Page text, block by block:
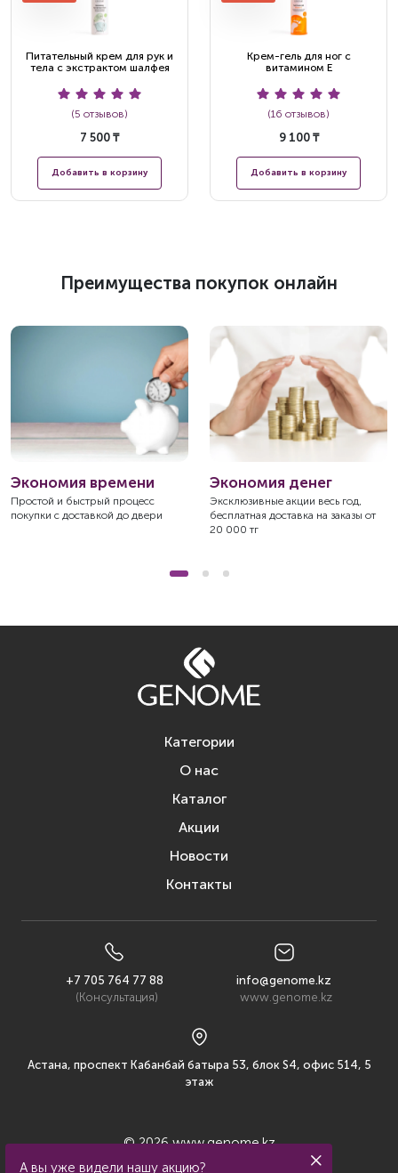
Питательный крем для рук и
тела с экстрактом шалфея
(5 отзывов)
7 500 ₸
Добавить в корзину
Крем-гель для ног с
витамином E
(16 отзывов)
9 100 ₸
Добавить в корзину
Преимущества покупок онлайн
Экономия времени
Простой и быстрый процесс
покупки с доставкой до двери
Экономия денег
Эксклюзивные акции весь год,
бесплатная доставка на заказы от
20 000 тг
Категории
О нас
Каталог
Акции
Новости
Контакты
+7 705 764 77 88
(Консультация)
info@genome.kz
www.genome.kz
Астана, проспект Кабанбай батыра 53, блок S4, офис 514, 5
этаж
© 2026 www.genome.kz
А вы уже видели нашу акцию?